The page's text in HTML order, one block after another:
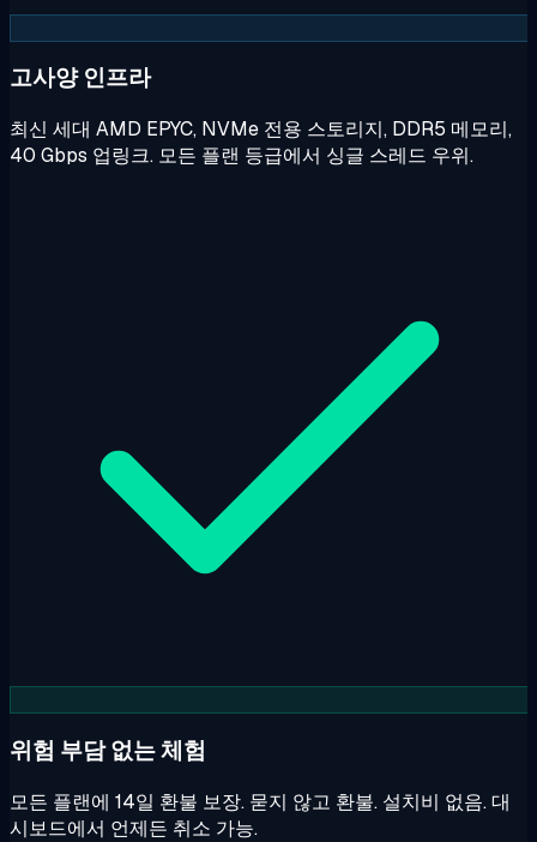
고사양 인프라
최신 세대 AMD EPYC, NVMe 전용 스토리지, DDR5 메모리,
40 Gbps 업링크. 모든 플랜 등급에서 싱글 스레드 우위.
위험 부담 없는 체험
모든 플랜에 14일 환불 보장. 묻지 않고 환불. 설치비 없음. 대
시보드에서 언제든 취소 가능.